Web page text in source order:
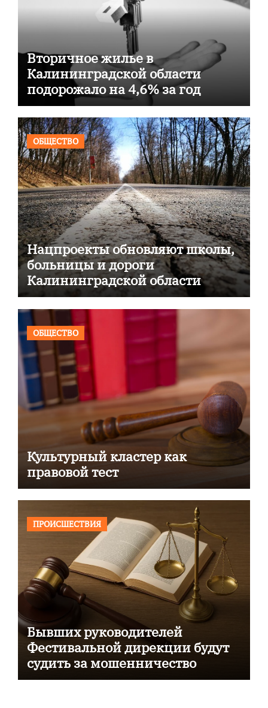
Вторичное жилье в
Калининградской области
подорожало на 4,6% за год
ОБЩЕСТВО
Нацпроекты обновляют школы,
больницы и дороги
Калининградской области
ОБЩЕСТВО
Культурный кластер как
правовой тест
ПРОИСШЕСТВИЯ
Бывших руководителей
Фестивальной дирекции будут
судить за мошенничество